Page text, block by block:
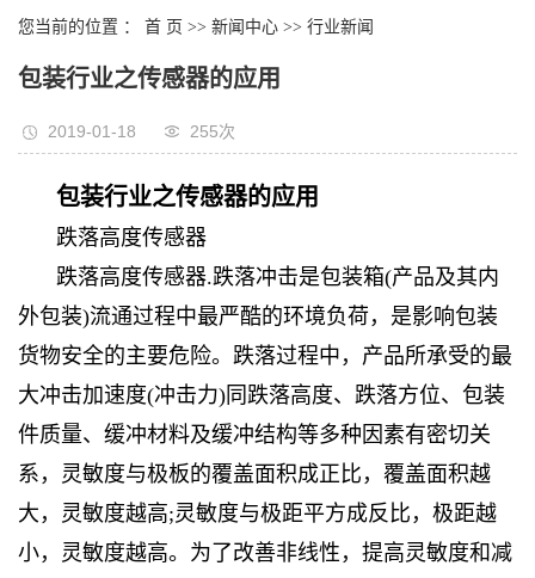
您当前的位置 ： 首 页 >> 新闻中心 >> 行业新闻
包装行业之传感器的应用
2019-01-18 255次
包装行业之传感器的应用
跌落高度传感器
跌落高度传感器.跌落冲击是包装箱(产品及其内
外包装)流通过程中最严酷的环境负荷，是影响包装
货物安全的主要危险。跌落过程中，产品所承受的最
大冲击加速度(冲击力)同跌落高度、跌落方位、包装
件质量、缓冲材料及缓冲结构等多种因素有密切关
系，灵敏度与极板的覆盖面积成正比，覆盖面积越
大，灵敏度越高;灵敏度与极距平方成反比，极距越
小，灵敏度越高。为了改善非线性，提高灵敏度和减